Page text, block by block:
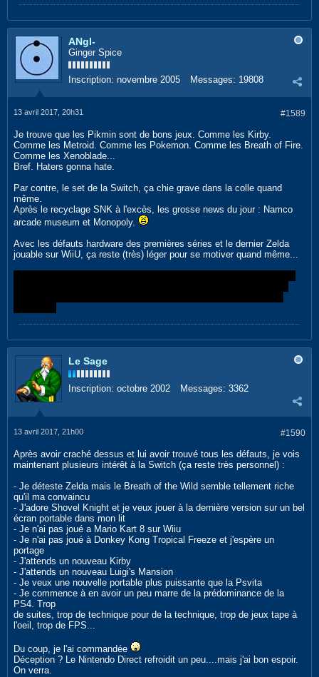
ANgI-
Ginger Spice
Inscription: novembre 2005 Messages: 19808
#1589
13 avril 2017, 20h31
Je trouve que les Pikmin sont de bons jeux. Comme les Kirby.
Comme les Metroid. Comme les Pokemon. Comme les Breath of Fire.
Comme les Xenoblade...
Bref. Haters gonna hate.
Par contre, le set de la Switch, ça chie grave dans la colle quand
même.
Après le recyclage SNK à l'excès, les grosse news du jour : Namco
arcade museum et Monopoly.
Avec les défauts hardware des premières séries et le dernier Zelda
jouable sur WiiU, ça reste (très) léger pour se motiver quand même...
Le Sage
Inscription: octobre 2002 Messages: 3362
#1590
13 avril 2017, 21h00
Après avoir craché dessus et lui avoir trouvé tous les défauts, je vois
maintenant plusieurs intérêt à la Switch (ça reste très personnel) :
- Je déteste Zelda mais le Breath of the Wild semble tellement riche
qu'il ma convaincu
- J'adore Shovel Knight et je veux jouer à la dernière version sur un bel
écran portable dans mon lit
- Je n'ai pas joué a Mario Kart 8 sur Wiiu
- Je n'ai pas joué à Donkey Kong Tropical Freeze et j'espère un
portage
- J'attends un nouveau Kirby
- J'attends un nouveau Luigi's Mansion
- Je veux une nouvelle portable plus puissante que la Psvita
- Je commence à en avoir un peu marre de la prédominance de la
PS4. Trop
de suites, trop de technique pour de la technique, trop de jeux tape à
l'oeil, trop de FPS...
Du coup, je l'ai commandée
Déception ? Le Nintendo Direct refroidit un peu....mais j'ai bon espoir.
On verra.